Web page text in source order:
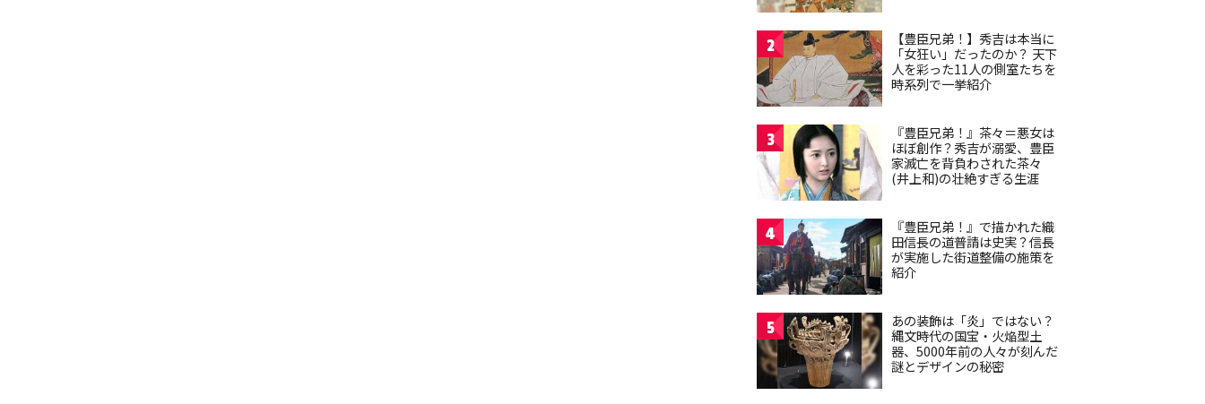
2
【豊臣兄弟！】秀吉は本当に
「女狂い」だったのか？ 天下
人を彩った11人の側室たちを
時系列で一挙紹介
3
『豊臣兄弟！』茶々＝悪女は
ほぼ創作？秀吉が溺愛、豊臣
家滅亡を背負わされた茶々
(井上和)の壮絶すぎる生涯
4
『豊臣兄弟！』で描かれた織
田信長の道普請は史実？信長
が実施した街道整備の施策を
紹介
5
あの装飾は「炎」ではない？
縄文時代の国宝・火焔型土
器、5000年前の人々が刻んだ
謎とデザインの秘密